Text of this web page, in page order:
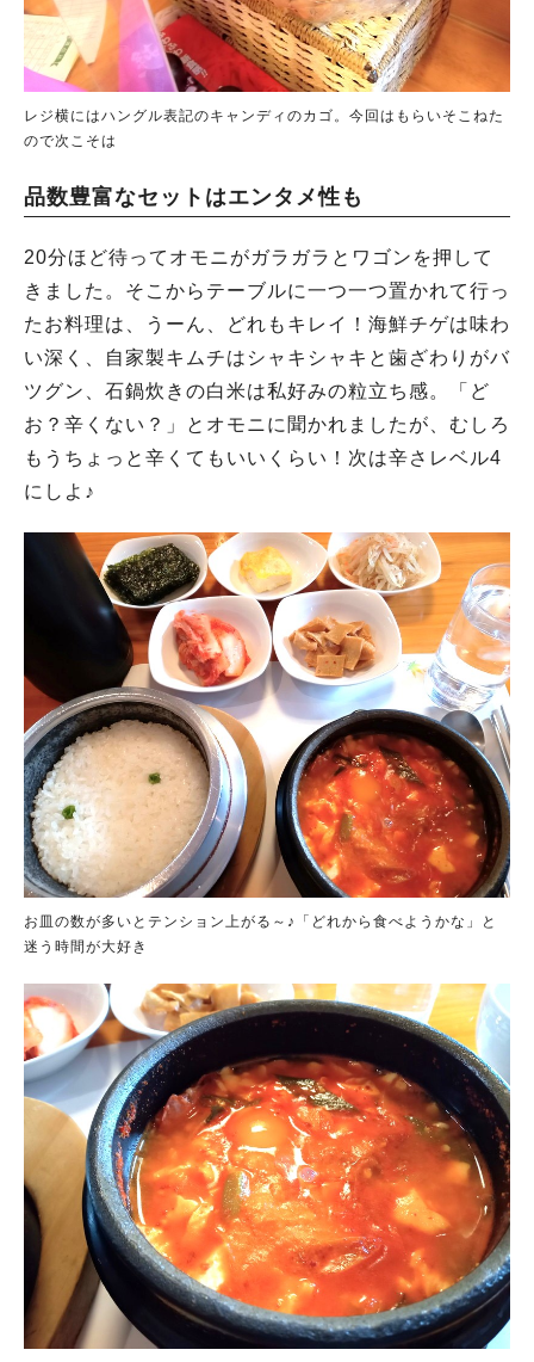
レジ横にはハングル表記のキャンディのカゴ。今回はもらいそこねた
ので次こそは
品数豊富なセットはエンタメ性も
20分ほど待ってオモニがガラガラとワゴンを押して
きました。そこからテーブルに一つ一つ置かれて行っ
たお料理は、うーん、どれもキレイ！海鮮チゲは味わ
い深く、自家製キムチはシャキシャキと歯ざわりがバ
ツグン、石鍋炊きの白米は私好みの粒立ち感。「ど
お？辛くない？」とオモニに聞かれましたが、むしろ
もうちょっと辛くてもいいくらい！次は辛さレベル4
にしよ♪
お皿の数が多いとテンション上がる～♪「どれから食べようかな」と
迷う時間が大好き